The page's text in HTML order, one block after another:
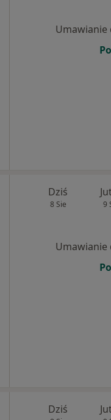
Umawianie
Dziś
8 Sie 9
Umawianie
Dziś